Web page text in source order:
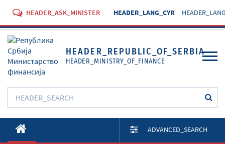
HEADER_ASK_MINISTER HEADER_LANG_CYR
HEADER_REPUBLIC_OF_SERBIA
HEADER_MINISTRY_OF_FINANCE
O Министарству
ADVANCED_SEARCH